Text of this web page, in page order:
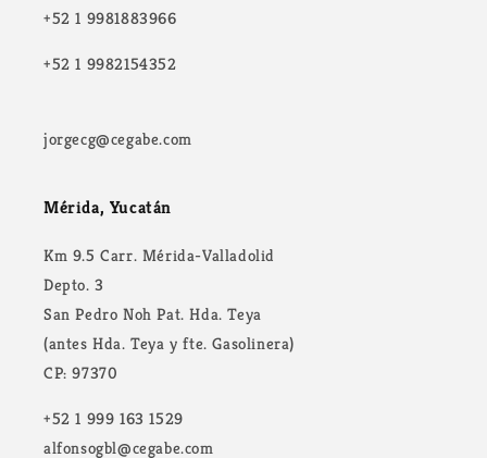
+52 1 9981883966
+52 1 9982154352
jorgecg@cegabe.com
Mérida, Yucatán
Km 9.5 Carr. Mérida-Valladolid
Depto. 3
San Pedro Noh Pat. Hda. Teya
(antes Hda. Teya y fte. Gasolinera)
CP: 97370
+52 1 999 163 1529
alfonsogbl@cegabe.com